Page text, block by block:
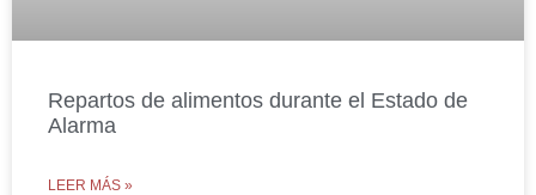
Repartos de alimentos durante el Estado de
Alarma
LEER MÁS »